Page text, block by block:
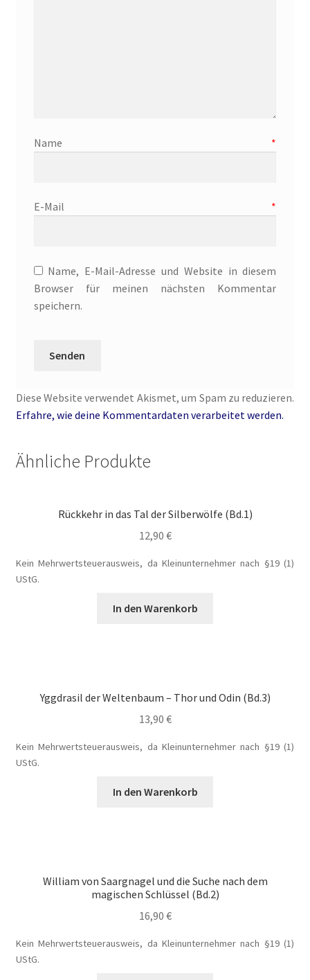
Syker Phantastik Tage
Umweg ins Glück
Unsere Autoren
Verliebte Jungs
Warenkorb
Weil wir Mädchen sind
William von Saargnagel
William von Saargnagel Band 1
Willkommen beim Wölfchen Verlag
Yggdrasil der Weltenbaum
Yggdrasil der Weltenbaum – Fenrir und Loki
Name *
E-Mail *
Name, E-Mail-Adresse und Website in diesem
Browser für meinen nächsten Kommentar
speichern.
Diese Website verwendet Akismet, um Spam zu reduzieren.
Erfahre, wie deine Kommentardaten verarbeitet werden.
Ähnliche Produkte
Rückkehr in das Tal der Silberwölfe (Bd.1)
12,90 €
Kein Mehrwertsteuerausweis, da Kleinunternehmer nach §19 (1)
UStG.
In den Warenkorb
Yggdrasil der Weltenbaum – Thor und Odin (Bd.3)
13,90 €
Kein Mehrwertsteuerausweis, da Kleinunternehmer nach §19 (1)
UStG.
In den Warenkorb
William von Saargnagel und die Suche nach dem
magischen Schlüssel (Bd.2)
16,90 €
Kein Mehrwertsteuerausweis, da Kleinunternehmer nach §19 (1)
UStG.